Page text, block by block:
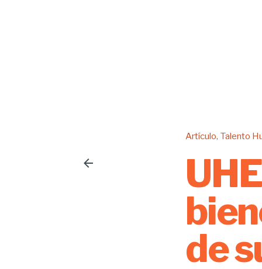
Artículo Talento
de